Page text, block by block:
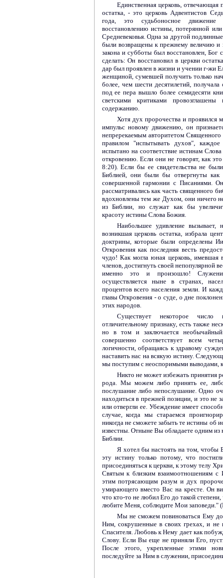
Единственная церковь,
остатка, - это церковь Адвентистов
года, это судьбоносное движение
восстановлению истины, потерянной
Средневековья. Одна за другой
были возвращены к прежнему величию и
закона и субботы был восстановлен, Бог
сделать: Он восстановил в церкви
дар был проявлен в жизни и учении г-жи
женщиной, сумевшей получить только
более, чем шести десятилетий,
под ее пера вышло более семидесяти
светскими критиками
содержанию.
Хотя дух пророчества и проявился
импульс новому движению, он
непререкаемым авторитетом
правилом "испытывать духов",
испытано на соответствие истинам
откровению. Если они не говорят, как
8:20). Если бы ее свидетельства не
Библией, они были бы отвергнуты как
совершенной гармонии с Писаниями.
рассматривались как часть священного
вдохновлены тем же Духом, они ничего
из Библии, но служат как бы
красоту истины Слова Божия.
Наибольшее удивление вызывает,
возникшая церковь остатка, избрала
доктрины, которые были определены
Откровения как последняя весть
чудо! Как могла юная церковь, имевшая
членов, достигнуть своей непопулярной
именно это и произошло!
осуществляется ныне в странах,
процентов всего населения земли. И
главы Откровения - о суде, о дне
этих народов.
Существует некоторое число
отличительному признаку, есть также
но в том и заключается
совершенно соответствует всем
логичности, обращаясь к здравому
наставить нас на всякую истину.
мы поступим с неоспоримыми выводами,
Никто не может избежать принятия
рода. Мы можем либо принять ее,
послушание либо непослушание. Одно
находиться в прежней позиции, и это не
или отвергли ее. Убеждение имеет
случае, когда мы стараемся
никогда не сможете забыть те истины об
известны. Отныне Вы обладаете одним из
Библии.
Я хотел бы настоять на том,
эту истину только потому, что
присоединяться к церкви, к этому телу
Святым к близким взаимоотношениям
этим потрясающим разум и дух
умирающего вместо Вас на кресте. Он
что кто-то не любил Его до такой
любите Меня, соблюдите Мои заповеди."
Мы не сможем повиноваться Ему
Ним, сокрушенные в своих грехах, и не
Спасителя. Любовь к Нему дает как
Слову. Если Вы еще не приняли Его,
После этого, укрепленные этими
последуйте за Ним в служении,